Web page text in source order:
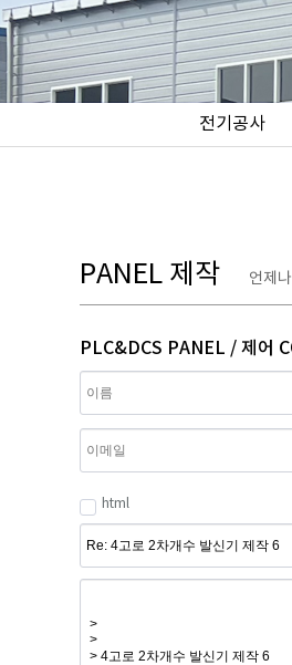
전기공사
PANEL 제작 언제
PLC&DCS PANEL / 제어
html